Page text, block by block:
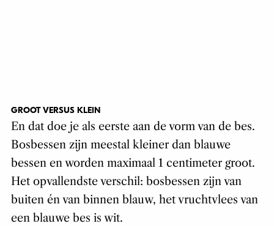
GROOT VERSUS KLEIN
En dat doe je als eerste aan de vorm van de bes.
Bosbessen zijn meestal kleiner dan blauwe
bessen en worden maximaal 1 centimeter groot.
Het opvallendste verschil: bosbessen zijn van
buiten én van binnen blauw, het vruchtvlees van
een blauwe bes is wit.